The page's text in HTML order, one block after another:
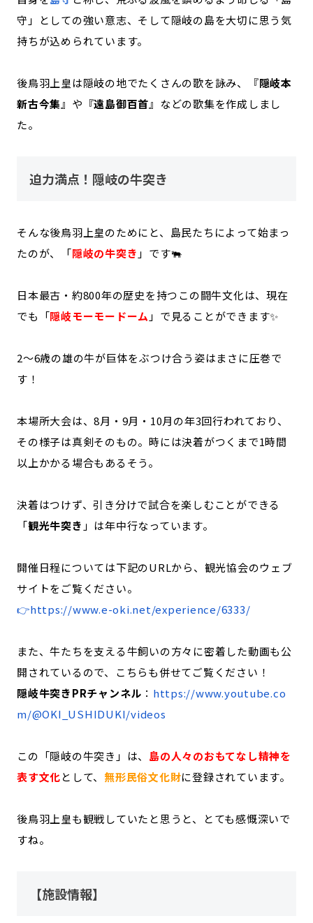
守」としての強い意志、そして隠岐の島を大切に思う気
持ちが込められています。
後鳥羽上皇は隠岐の地でたくさんの歌を詠み、『隠岐本
新古今集 』や『遠島御百首』などの歌集を作成しまし
た。
迫力満点！隠岐の牛突き
そんな後鳥羽上皇のためにと、島民たちによって始まっ
たのが、「隠岐の牛突き 」です🐃
日本最古・約800年の歴史を持つこの闘牛文化は、現在
でも「隠岐モーモードーム 」で見ることができます✨
2〜6歳の雄の牛が巨体をぶつけ合う姿はまさに圧巻で
す！
本場所大会は、8月・9月・10月の年3回行われており、
その様子は真剣そのもの。時には決着がつくまで1時間
以上かかる場合もあるそう。
決着はつけず、引き分けで試合を楽しむことができる
「観光牛突き 」は年中行なっています。
開催日程については下記のURLから、観光協会のウェブ
サイトをご覧ください。
👉https://www.e-oki.net/experience/6333/
また、牛たちを支える牛飼いの方々に密着した動画も公
開されているので、こちらも併せてご覧ください！
隠岐牛突きPRチャンネル ： https://www.youtube.co
m/@OKI_USHIDUKI/videos
この「隠岐の牛突き」は、 島の人々のおもてなし精神を
表す文化として、 無形民俗文化財に登録されています。
後鳥羽上皇も観戦していたと思うと、とても感慨深いで
すね。
【施設情報】